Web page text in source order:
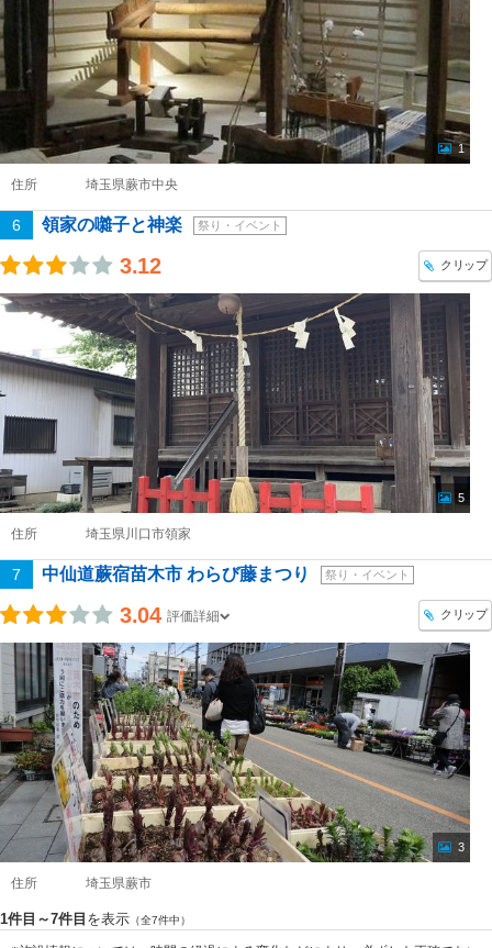
1
住所 埼玉県蕨市中央
6 領家の囃子と神楽 祭り・イベント
3.12 クリップ
5
住所 埼玉県川口市領家
7 中仙道蕨宿苗木市 わらび藤まつり 祭り・イベント
3.04 評価詳細 クリップ
3
住所 埼玉県蕨市
1件目～7件目 を表示 （全7件中）